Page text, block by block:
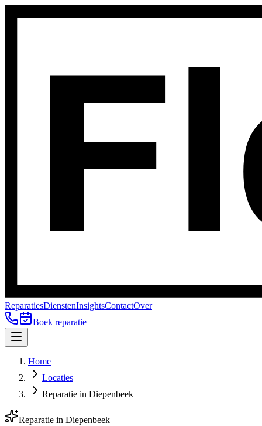
ReparatiesDienstenInsightsContactOver
Boek reparatie
Home
Locaties
Reparatie in Diepenbeek
Reparatie in Diepenbeek